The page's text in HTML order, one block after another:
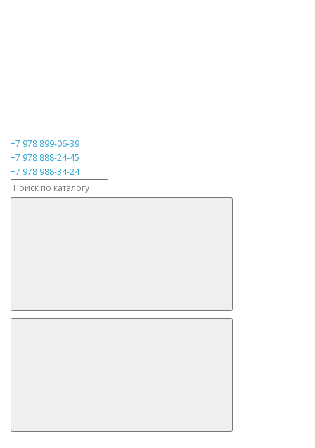
+7 978 899-06-39
+7 978 888-24-45
+7 978 988-34-24